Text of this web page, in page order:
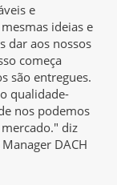
e
ideias e
dar aos nossos
começa
são entregues.
qualidade-
nos podemos
diz
DACH